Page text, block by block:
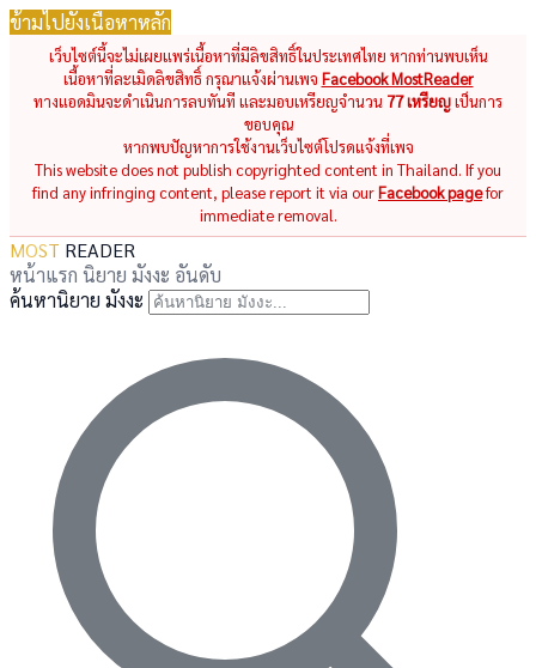
ข้ามไปยังเนื้อหาหลัก
เว็บไซต์นี้จะไม่เผยแพร่เนื้อหาที่มีลิขสิทธิ์ในประเทศไทย หากท่านพบเห็น
เนื้อหาที่ละเมิดลิขสิทธิ์ กรุณาแจ้งผ่านเพจ Facebook MostReader
ทางแอดมินจะดำเนินการลบทันที และมอบเหรียญจำนวน 77 เหรียญเป็นการ
ขอบคุณ
หากพบปัญหาการใช้งานเว็บไซต์โปรดแจ้งที่เพจ
This website does not publish copyrighted content in Thailand. If you
find any infringing content, please report it via ourFacebook pagefor
immediate removal.
MOST READER
หน้าแรก นิยาย มังงะ อันดับ
ค้นหานิยาย มังงะ